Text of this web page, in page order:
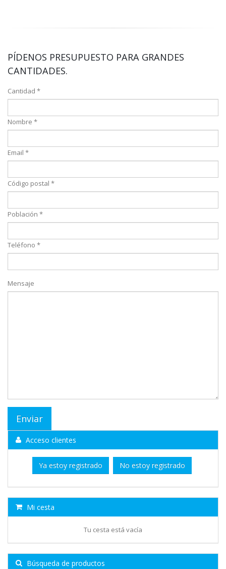
PÍDENOS PRESUPUESTO PARA GRANDES
CANTIDADES.
Cantidad *
Nombre *
Email *
Código postal *
Población *
Teléfono *
Mensaje
Acceso clientes
Ya estoy registrado No estoy registrado
Mi cesta
Tu cesta está vacía
Búsqueda de productos